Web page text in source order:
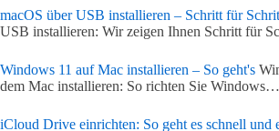
macOS über USB installieren – Schritt für
USB installieren: Wir zeigen Ihnen Schritt für
Windows 11 auf Mac installieren – So geht's
dem Mac installieren: So richten Sie Windows…
iCloud Drive einrichten: So geht es schnell und